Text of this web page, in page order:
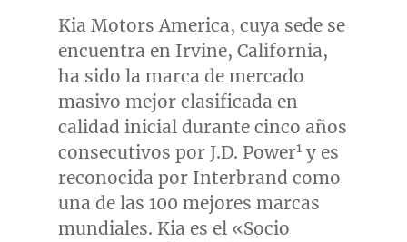
Kia Motors America, cuya sede se
encuentra en Irvine, California,
ha sido la marca de mercado
masivo mejor clasificada en
calidad inicial durante cinco años
consecutivos por J.D. Power1y es
reconocida por Interbrand como
una de las 100 mejores marcas
mundiales. Kia es el «Socio